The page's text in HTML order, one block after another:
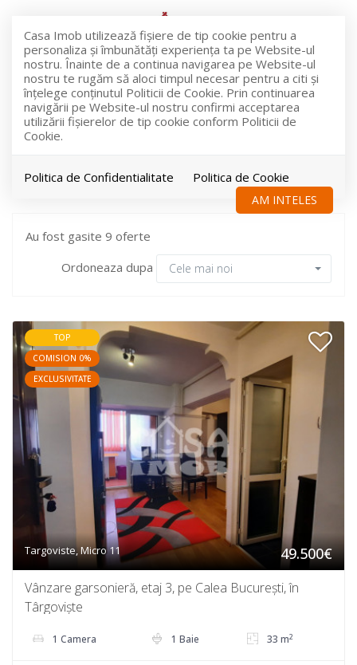
Casa Imob utilizează fişiere de tip cookie pentru a
personaliza și îmbunătăți experiența ta pe Website-ul
nostru. Înainte de a continua navigarea pe Website-ul
nostru te rugăm să aloci timpul necesar pentru a citi și
înțelege conținutul Politicii de Cookie. Prin continuarea
navigării pe Website-ul nostru confirmi acceptarea
utilizării fişierelor de tip cookie conform Politicii de
Cookie.
Politica de Confidentialitate Politica de Cookie
AM INTELES
Filtreaza
Garsoniere de vanzare
Au fost gasite 9 oferte
Ordoneaza dupa
Cele mai noi
TOP
COMISION 0%
EXCLUSIVITATE
Targoviste, Micro 11 49.500€
Vânzare garsonieră, etaj 3, pe Calea București, în
Târgoviște
1 Camera 1 Baie 33 m2